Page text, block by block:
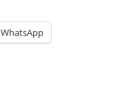
WhatsApp